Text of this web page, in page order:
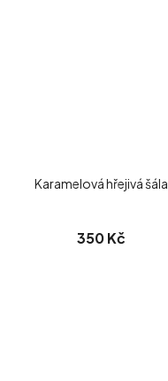
Karamelová hřejivá šála
350 Kč